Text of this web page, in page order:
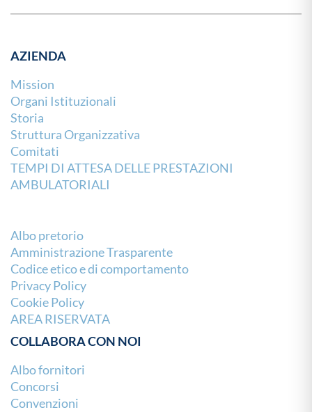
AZIENDA
Mission
Organi Istituzionali
Storia
Struttura Organizzativa
Comitati
TEMPI DI ATTESA DELLE PRESTAZIONI
AMBULATORIALI
Albo pretorio
Amministrazione Trasparente
Codice etico e di comportamento
Privacy Policy
Cookie Policy
AREA RISERVATA
COLLABORA CON NOI
Albo fornitori
Concorsi
Convenzioni